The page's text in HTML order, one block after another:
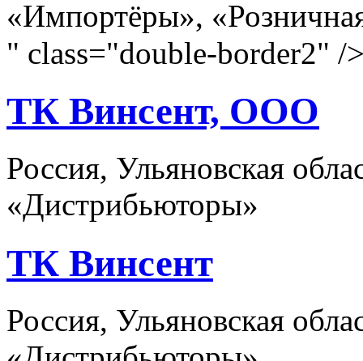
«Импортёры»,
" class="double-border2" /
ТК Винсент, ООО
Россия, Ульяновская
«Дистрибьюторы»
ТК Винсент
Россия, Ульяновская